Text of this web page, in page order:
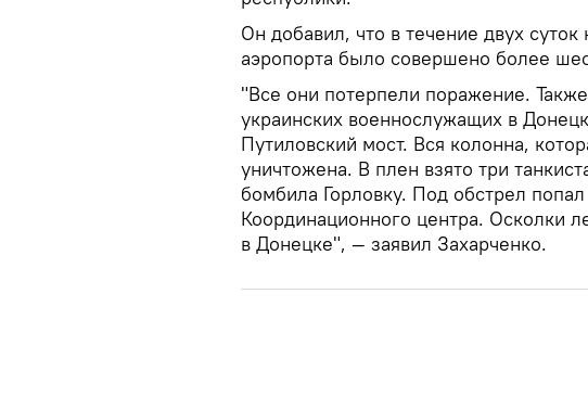
Он добавил, что в течение двух
аэропорта было совершено более
"Все они потерпели поражение.
украинских военнослужащих в
Путиловский мост. Вся колонна,
уничтожена. В плен взято три
бомбила Горловку. Под обстрел
Координационного центра. Осколки
в Донецке", — заявил Захарченко.